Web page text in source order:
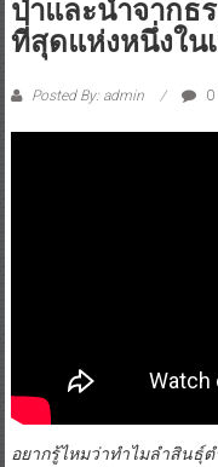
ป่าและน้ำจาก
ที่สุดแห่งหนึ่งใน
Posted By: admin 0
อยากรู้ไหมว่าทำไมลำสินธุ์ต